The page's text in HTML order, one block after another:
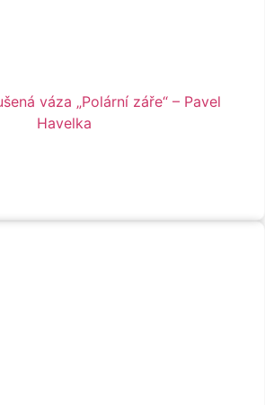
váza „Polární záře“ – Pavel
Havelka